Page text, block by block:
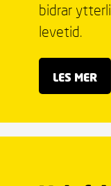
bidrar
levetid.
LES MER